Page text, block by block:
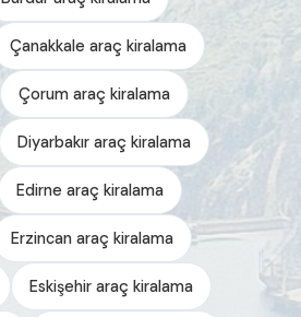
Çanakkale araç kiralama
Çorum araç kiralama
Diyarbakır araç kiralama
Edirne araç kiralama
Erzincan araç kiralama
Eskişehir araç kiralama